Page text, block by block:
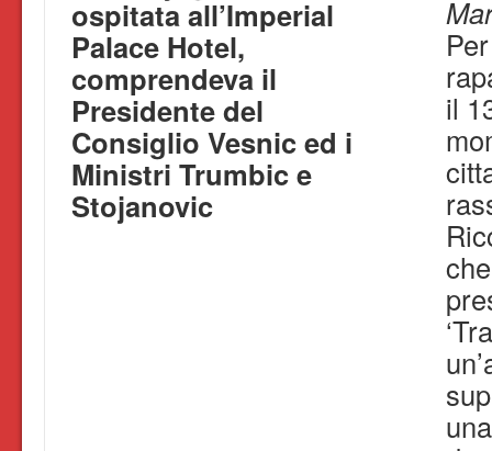
ospitata all’Imperial
Palace Hotel,
comprendeva il
Presidente del
Consiglio Vesnic ed i
Ministri Trumbic e
Stojanovic
il